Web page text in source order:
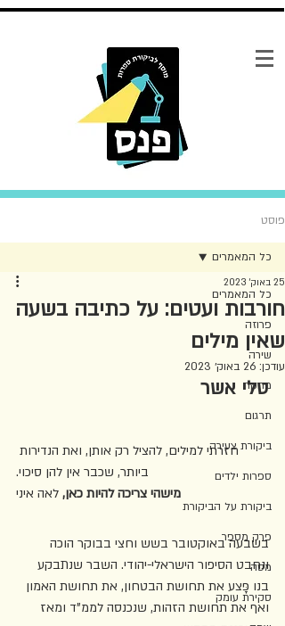
פוסט
כל המאמרים
פרוזה
שירה
מחקר
תרגום
ביקורת צעירה
ספרות ילדים
ביקורת על הביקורת
פרק מספר
מסה
סקירת עומק
כל המאמרים
חורבות ועטים: על כתיבה בשעה
שאין מילים
25 באוק׳ 2023
עודכן: 26 באוק׳ 2023
טלי אשר
חזרתי למילים, להציל רק אותן, ואת הנדירות
ביותר, שכבר אין להן סיכוי.
מישהי צריכה להיות כאן, לאה איני
בשבעה באוקטובר בשש וחצי בבוקר הוכה
ונחבט הסיפור הישראלי-יהודי. השבר שנתבקע
בנו פָּצע את תחושת הבטחון, את תחושת האמון
ואף את תחושת הזהות, שנכנסה לממ"ד ומאז